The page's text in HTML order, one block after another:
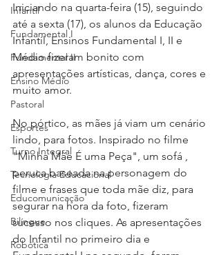
Infantil
Fundamental I
Fundamental II
Ensino Médio
Pastoral
Esportes
Turno Integral
Tecnologia Educacional
Educomunicação
Bilíngue
Robótica
Iniciando na quarta-feira (15), seguindo
até a sexta (17), os alunos da Educação
Infantil, Ensinos Fundamental I, II e
Médio fizeram bonito com
apresentações artísticas, dança, cores e
muito amor.
No pórtico, as mães já viam um cenário
lindo, para fotos. Inspirado no filme
"Minha Mãe É uma Peça", um sofá ,
peruca baseada na personagem do
filme e frases que toda mãe diz, para
segurar na hora da foto, fizeram
sucesso nos cliques. As apresentações
do Infantil no primeiro dia e